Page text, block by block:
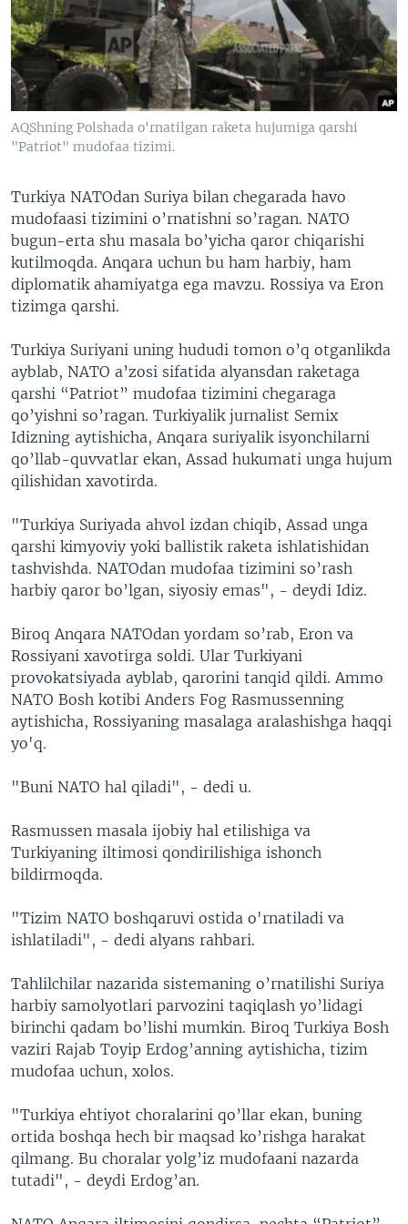
VIDEO
XABARLAR SURATLARDA
ODNOKLASSNIKI
TELEGRAM
TWITTER
SOUNDCLOUD
VOA
AQShning Polshada o'rnatilgan raketa hujumiga qarshi
"Patriot" mudofaa tizimi.
Turkiya NATOdan Suriya bilan chegarada havo
mudofaasi tizimini o’rnatishni so’ragan. NATO
bugun-erta shu masala bo’yicha qaror chiqarishi
kutilmoqda. Anqara uchun bu ham harbiy, ham
diplomatik ahamiyatga ega mavzu. Rossiya va Eron
tizimga qarshi.
Turkiya Suriyani uning hududi tomon o’q otganlikda
ayblab, NATO a’zosi sifatida alyansdan raketaga
qarshi “Patriot” mudofaa tizimini chegaraga
qo’yishni so’ragan. Turkiyalik jurnalist Semix
Idizning aytishicha, Anqara suriyalik isyonchilarni
qo’llab-quvvatlar ekan, Assad hukumati unga hujum
qilishidan xavotirda.
"Turkiya Suriyada ahvol izdan chiqib, Assad unga
qarshi kimyoviy yoki ballistik raketa ishlatishidan
tashvishda. NATOdan mudofaa tizimini so’rash
harbiy qaror bo’lgan, siyosiy emas", - deydi Idiz.
Biroq Anqara NATOdan yordam so’rab, Eron va
Rossiyani xavotirga soldi. Ular Turkiyani
provokatsiyada ayblab, qarorini tanqid qildi. Ammo
NATO Bosh kotibi Anders Fog Rasmussenning
aytishicha, Rossiyaning masalaga aralashishga haqqi
yo'q.
"Buni NATO hal qiladi", - dedi u.
Rasmussen masala ijobiy hal etilishiga va
Turkiyaning iltimosi qondirilishiga ishonch
bildirmoqda.
"Tizim NATO boshqaruvi ostida o'rnatiladi va
ishlatiladi", - dedi alyans rahbari.
Tahlilchilar nazarida sistemaning o’rnatilishi Suriya
harbiy samolyotlari parvozini taqiqlash yo’lidagi
birinchi qadam bo’lishi mumkin. Biroq Turkiya Bosh
vaziri Rajab Toyip Erdog’anning aytishicha, tizim
mudofaa uchun, xolos.
"Turkiya ehtiyot choralarini qo’llar ekan, buning
ortida boshqa hech bir maqsad ko’rishga harakat
qilmang. Bu choralar yolg’iz mudofaani nazarda
tutadi", - deydi Erdog’an.